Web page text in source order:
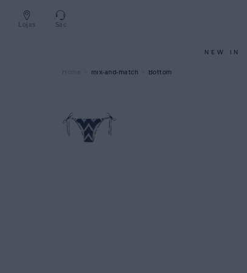
Lojas Sac
NEW IN
mix-and-match Bottom